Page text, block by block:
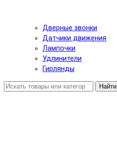
Дверные звонки
Датчики движения
Лампочки
Удлинители
Гирлянды
Найти